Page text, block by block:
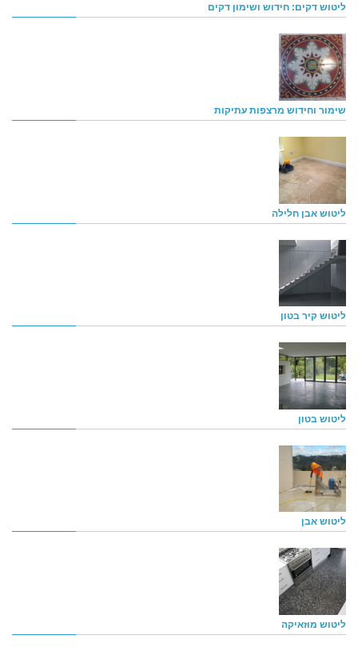
ליטוש דקים: חידוש ושימון דקים
שימור וחידוש מרצפות עתיקות
ליטוש אבן חלילה
ליטוש קיר בטון
ליטוש בטון
ליטוש אבן
ליטוש מוזאיקה